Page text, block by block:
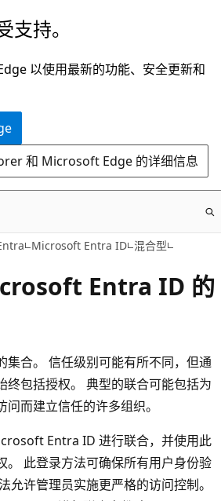
支持。
以使用最新的功能、安全更新和
和 Microsoft Edge 的详细信息
Microsoft Entra ID 混合型
Entra ID 的
集合。 信任级别可能有所不同，但通
终包括授权。 典型的联合可能包括为
而建立信任的许多组织。
Entra ID 进行联合，并使用此
。 此登录方法可确保所有用户身份验
允许管理员实施更严格的访问控制。